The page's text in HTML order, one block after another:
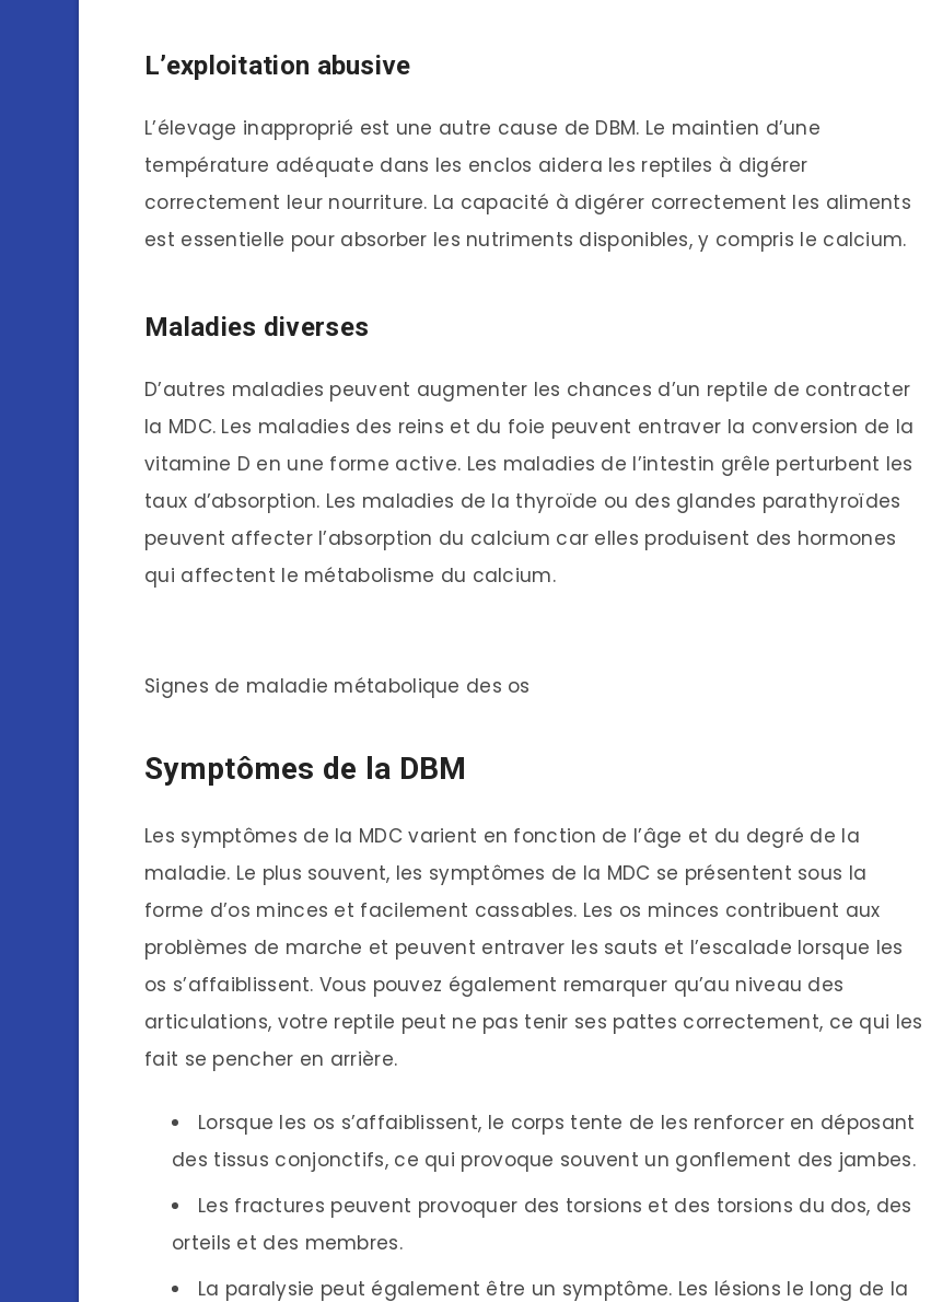
L’exploitation abusive
L’élevage inapproprié est une autre cause de DBM. Le maintien d’une
température adéquate dans les enclos aidera les reptiles à digérer
correctement leur nourriture. La capacité à digérer correctement les aliments
est essentielle pour absorber les nutriments disponibles, y compris le calcium.
Maladies diverses
D’autres maladies peuvent augmenter les chances d’un reptile de contracter
la MDC. Les maladies des reins et du foie peuvent entraver la conversion de la
vitamine D en une forme active. Les maladies de l’intestin grêle perturbent les
taux d’absorption. Les maladies de la thyroïde ou des glandes parathyroïdes
peuvent affecter l’absorption du calcium car elles produisent des hormones
qui affectent le métabolisme du calcium.
Signes de maladie métabolique des os
Symptômes de la DBM
Les symptômes de la MDC varient en fonction de l’âge et du degré de la
maladie. Le plus souvent, les symptômes de la MDC se présentent sous la
forme d’os minces et facilement cassables. Les os minces contribuent aux
problèmes de marche et peuvent entraver les sauts et l’escalade lorsque les
os s’affaiblissent. Vous pouvez également remarquer qu’au niveau des
articulations, votre reptile peut ne pas tenir ses pattes correctement, ce qui les
fait se pencher en arrière.
Lorsque les os s’affaiblissent, le corps tente de les renforcer en déposant
des tissus conjonctifs, ce qui provoque souvent un gonflement des jambes.
Les fractures peuvent provoquer des torsions et des torsions du dos, des
orteils et des membres.
La paralysie peut également être un symptôme. Les lésions le long de la